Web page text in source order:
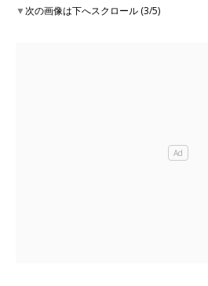
▼次の画像は下へスクロール (3/5)